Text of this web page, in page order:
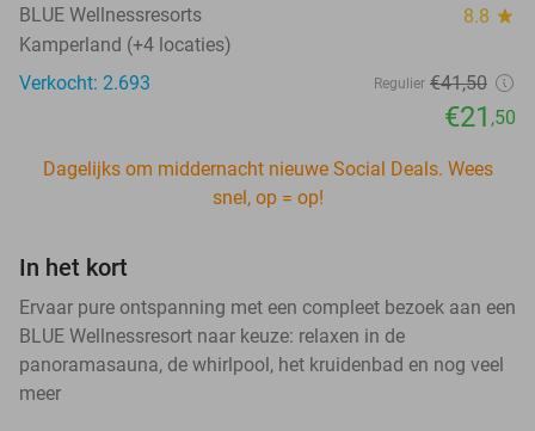
BLUE Wellnessresorts 8.8 star
Kamperland (+4 locaties)
Verkocht: 2.693
Regulier €41,50
€21 ,50
Dagelijks om middernacht nieuwe Social Deals. Wees
snel, op = op!
In het kort
Ervaar pure ontspanning met een compleet bezoek aan een
BLUE Wellnessresort naar keuze: relaxen in de
panoramasauna, de whirlpool, het kruidenbad en nog veel
meer